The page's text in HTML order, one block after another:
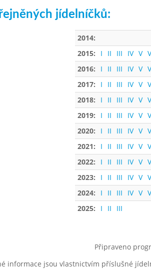
jídelníčků:
2014:
2015:
I II III IV V
2016:
I II III IV V
2017:
I II III IV V
2018:
I II III IV V
2019:
I II III IV V
2020:
I II III IV V
2021:
I II III IV V
2022:
I II III IV V
2023:
I II III IV V
2024:
I II III IV V
2025:
I II III
Připraveno
informace jsou vlastnictvím příslušné